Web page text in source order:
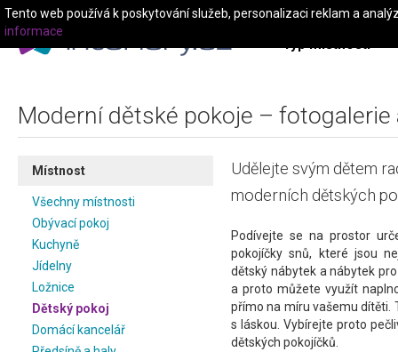
Typ místnosti
Moderní dětské pokoje – fotogalerie
Místnost
Všechny místnosti
Obývací pokoj
Kuchyně
Jídelny
Ložnice
Dětský pokoj
Domácí kancelář
Udělejte svým dětem
moderních dětských
Podívejte se na prostor
pokojíčky snů, které jsou
dětský nábytek a nábytek
a proto můžete využít
přímo na míru vašemu dítěti.
s láskou. Vybírejte proto
dětských pokojíčků.
Tento web používá k poskytování služeb, personalizaci reklam a
informace